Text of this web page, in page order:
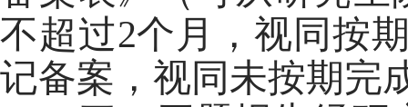
不超过2个月，视同按
记备案，视同未按期完